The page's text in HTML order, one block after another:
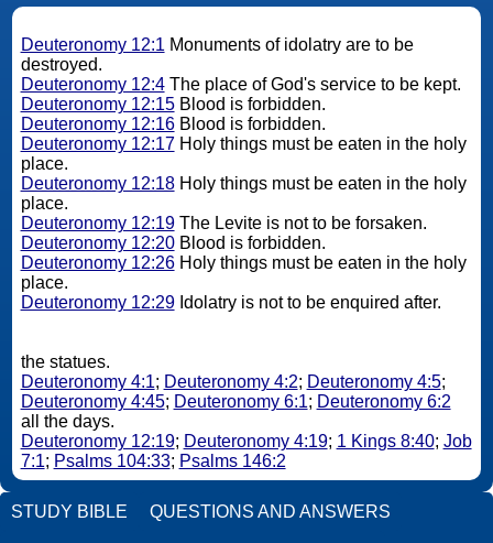
Deuteronomy 12:1 Monuments of idolatry are to be
destroyed.
Deuteronomy 12:4The place of God's service to be kept.
Deuteronomy 12:15Blood is forbidden.
Deuteronomy 12:16Blood is forbidden.
Deuteronomy 12:17Holy things must be eaten in the holy
place.
Deuteronomy 12:18Holy things must be eaten in the holy
place.
Deuteronomy 12:19The Levite is not to be forsaken.
Deuteronomy 12:20Blood is forbidden.
Deuteronomy 12:26Holy things must be eaten in the holy
place.
Deuteronomy 12:29Idolatry is not to be enquired after.
the statues.
Deuteronomy 4:1; Deuteronomy 4:2; Deuteronomy 4:5;
Deuteronomy 4:45; Deuteronomy 6:1; Deuteronomy 6:2
all the days.
Deuteronomy 12:19; Deuteronomy 4:19; 1 Kings 8:40; Job
7:1; Psalms 104:33; Psalms 146:2
STUDY BIBLE QUESTIONS AND ANSWERS